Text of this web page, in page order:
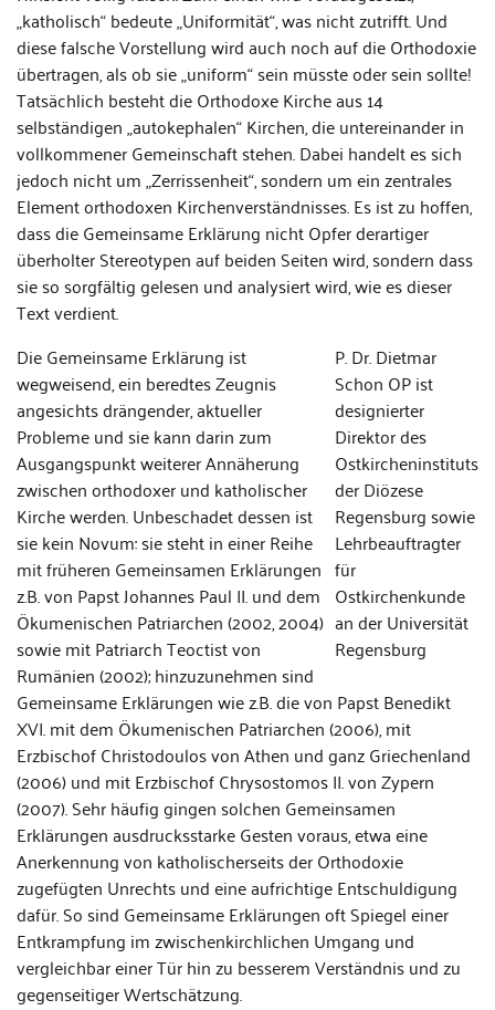
„katholisch“ bedeute „Uniformität“, was nicht zutrifft. Und
diese falsche Vorstellung wird auch noch auf die Orthodoxie
übertragen, als ob sie „uniform“ sein müsste oder sein sollte!
Tatsächlich besteht die Orthodoxe Kirche aus 14
selbständigen „autokephalen“ Kirchen, die untereinander in
vollkommener Gemeinschaft stehen. Dabei handelt es sich
jedoch nicht um „Zerrissenheit“, sondern um ein zentrales
Element orthodoxen Kirchenverständnisses. Es ist zu hoffen,
dass die Gemeinsame Erklärung nicht Opfer derartiger
überholter Stereotypen auf beiden Seiten wird, sondern dass
sie so sorgfältig gelesen und analysiert wird, wie es dieser
Text verdient.
P. Dr. Dietmar
Schon OP ist
designierter
Direktor des
Ostkircheninstituts
der Diözese
Regensburg sowie
Lehrbeauftragter
für
Ostkirchenkunde
an der Universität
Regensburg
Die Gemeinsame Erklärung ist
wegweisend, ein beredtes Zeugnis
angesichts drängender, aktueller
Probleme und sie kann darin zum
Ausgangspunkt weiterer Annäherung
zwischen orthodoxer und katholischer
Kirche werden. Unbeschadet dessen ist
sie kein Novum: sie steht in einer Reihe
mit früheren Gemeinsamen Erklärungen
z.B. von Papst Johannes Paul II. und dem
Ökumenischen Patriarchen (2002, 2004)
sowie mit Patriarch Teoctist von
Rumänien (2002); hinzuzunehmen sind
Gemeinsame Erklärungen wie z.B. die von Papst Benedikt
XVI. mit dem Ökumenischen Patriarchen (2006), mit
Erzbischof Christodoulos von Athen und ganz Griechenland
(2006) und mit Erzbischof Chrysostomos II. von Zypern
(2007). Sehr häufig gingen solchen Gemeinsamen
Erklärungen ausdrucksstarke Gesten voraus, etwa eine
Anerkennung von katholischerseits der Orthodoxie
zugefügten Unrechts und eine aufrichtige Entschuldigung
dafür. So sind Gemeinsame Erklärungen oft Spiegel einer
Entkrampfung im zwischenkirchlichen Umgang und
vergleichbar einer Tür hin zu besserem Verständnis und zu
gegenseitiger Wertschätzung.